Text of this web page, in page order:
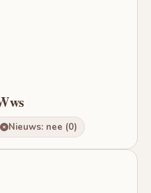
Nieuws: nee (0)